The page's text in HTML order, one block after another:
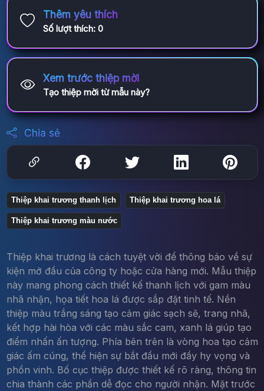
Thêm yêu thích
Số lượt thích: 0
Xem trước thiệp mời
Tạo thiệp mời từ mẫu này?
Chia sẻ
Thiệp khai trương thanh lịch Thiệp khai trương hoa lá
Thiệp khai trương màu nước
Thiệp khai trương là cách tuyệt vời để thông báo về sự
kiện mở đầu của công ty hoặc cửa hàng mới. Mẫu thiệp
này mang phong cách thiết kế thanh lịch với gam màu
nhã nhặn, họa tiết hoa lá được sắp đặt tinh tế. Nền
thiệp màu trắng sáng tạo cảm giác sạch sẽ, trang nhã,
kết hợp hài hòa với các màu sắc cam, xanh lá giúp tạo
điểm nhấn ấn tượng. Phía bên trên là vòng hoa tạo cảm
giác ấm cúng, thể hiện sự bắt đầu mới đầy hy vọng và
phồn vinh. Bố cục thiệp được thiết kế rõ ràng, thông tin
chia thành các phần dễ đọc cho người nhận. Mặt trước